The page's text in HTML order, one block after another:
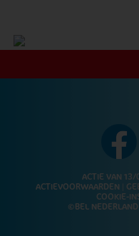
ACTIE VAN
ACTIEVOORWAARDEN
COOKIE-
©BEL